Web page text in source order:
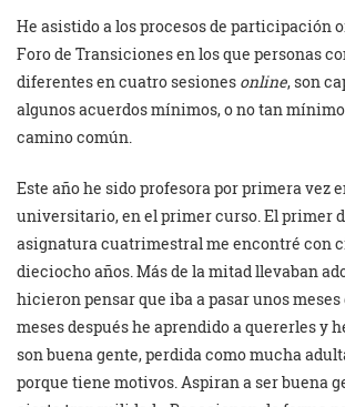
He asistido a los procesos de participación
Foro de Transiciones en los que personas
diferentes en cuatro sesiones online, son
algunos acuerdos mínimos, o no tan
camino común.
Este año he sido profesora por primera vez
universitario, en el primer curso. El primer
asignatura cuatrimestral me encontré con
dieciocho años. Más de la mitad llevaban
hicieron pensar que iba a pasar unos
meses después he aprendido a quererles y
son buena gente, perdida como mucha
porque tiene motivos. Aspiran a ser buena